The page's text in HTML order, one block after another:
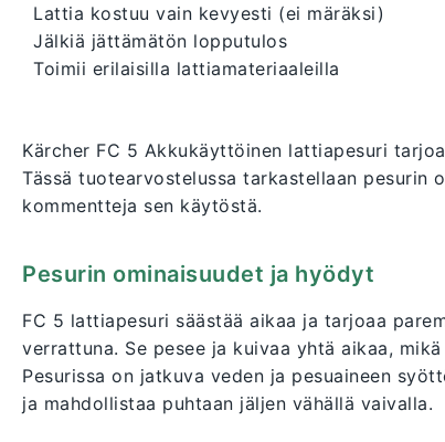
Lattia kostuu vain kevyesti (ei märäksi)
Jälkiä jättämätön lopputulos
Toimii erilaisilla lattiamateriaaleilla
Kärcher FC 5 Akkukäyttöinen lattiapesuri
Tässä tuotearvostelussa tarkastellaan pesurin
kommentteja sen käytöstä.
Pesurin ominaisuudet ja hyödyt
FC 5 lattiapesuri säästää aikaa ja tarjoaa
verrattuna. Se pesee ja kuivaa yhtä aikaa,
Pesurissa on jatkuva veden ja pesuaineen
ja mahdollistaa puhtaan jäljen vähällä vaivalla.